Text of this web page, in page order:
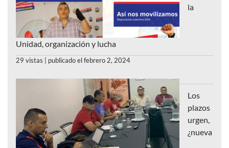
la
Unidad, organización y lucha
29 vistas publicado el febrero 2, 2024
Los
plazos
urgen,
¿nueva